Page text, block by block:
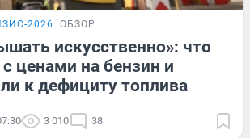
2026 ОБЗОР
искусственно»: что
ценами на бензин и
к дефициту топлива
3 010 38